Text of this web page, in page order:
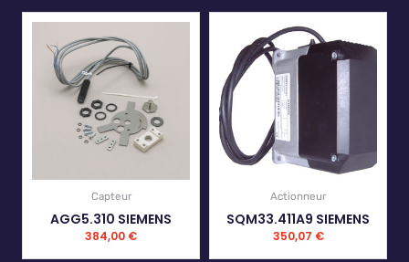
Capteur
AGG5.310 SIEMENS
384,00 €
Actionneur
SQM33.411A9 SIEMENS
350,07 €